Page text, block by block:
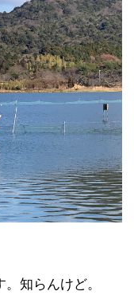
知らんけど。